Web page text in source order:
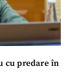
cu predare în